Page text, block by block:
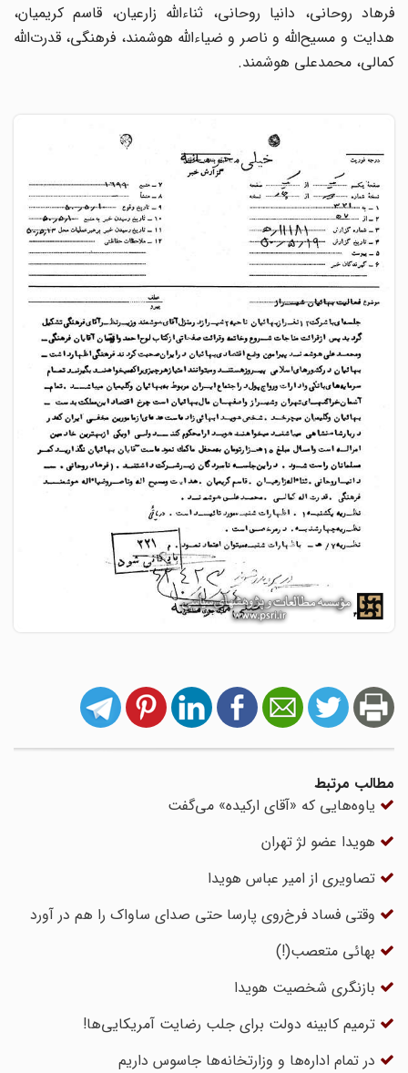
فرهاد روحانی، دانیا روحانی، ثناءاللّه زارعیان، قاسم کریمیان،
هدایت و مسیح‌اللّه و ناصر و ضیاءاللّه هوشمند، فرهنگی، قدرت‌اللّه
کمالی، محمدعلی هوشمند.
مطالب مرتبط
یاوه‌هایی که «آقای ارکیده» می‌گفت
هویدا عضو لژ تهران
تصاویری از امیر عباس هویدا
وقتی فساد فرخ‌روی پارسا حتی صدای ساواک را هم در آورد
بهائی متعصب‌(!)
بازنگری شخصیت هویدا
ترمیم کابینه دولت برای جلب رضایت آمریکایی‌ها!
در تمام اداره‌ها و وزارتخانه‌ها جاسوس داریم